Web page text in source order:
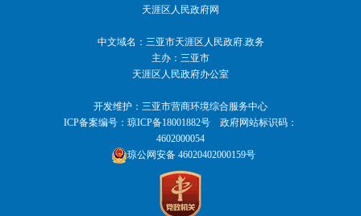
天涯区人民政府网
中文域名： 三亚市天涯区人民政府.政务
主办：三亚市
天涯区人民政府办公室
开发维护：三亚市营商环境综合服务中心
ICP备案编号： 琼ICP备18001882号
政府网站标识码：
4602000054
琼公网安备 46020402000159号